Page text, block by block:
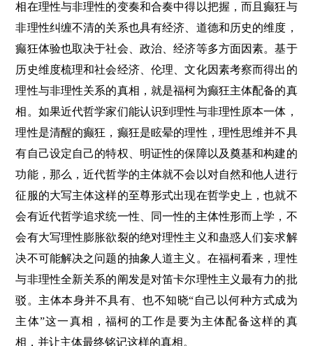
相在理性与非理性的变奏和合奏中得以把握，而且癫狂与
非理性纠缠不清的关系也具有经济、道德和历史的维度，
癫狂体验也取决于社会、政治、经济等多方面因素。基于
历史维度梳理和社会经济、伦理、文化因素考察而得出的
理性与非理性关系的真相，就是福柯为癫狂主体配备的真
相。如果近代哲学家们能认识到理性与非理性原本一体，
理性是清醒的癫狂，癫狂是眩晕的理性，理性思维并不具
有自己设定自己的特权、明证性的保障以及奠基和构建的
功能，那么，近代哲学的主体就不会以对自然和他人进行
征服的大写主体这样的至尊形式出现在哲学史上，也就不
会有近代哲学追求统一性、同一性的主体性形而上学，不
会有大写理性膨胀欲裂的绝对理性主义和蛊惑人们妄求解
决不可能解决之问题的抽象人道主义。在福柯看来，理性
与非理性全新关系的阐发是对笛卡尔理性主义最有力的批
驳。主体本身并不具有、也不知晓“自己以何种方式成为
主体”这一真相，福柯的工作是要为主体配备这样的真
相，并让主体最终铭记这样的真相。